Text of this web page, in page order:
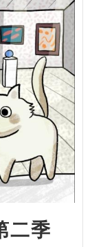
二季